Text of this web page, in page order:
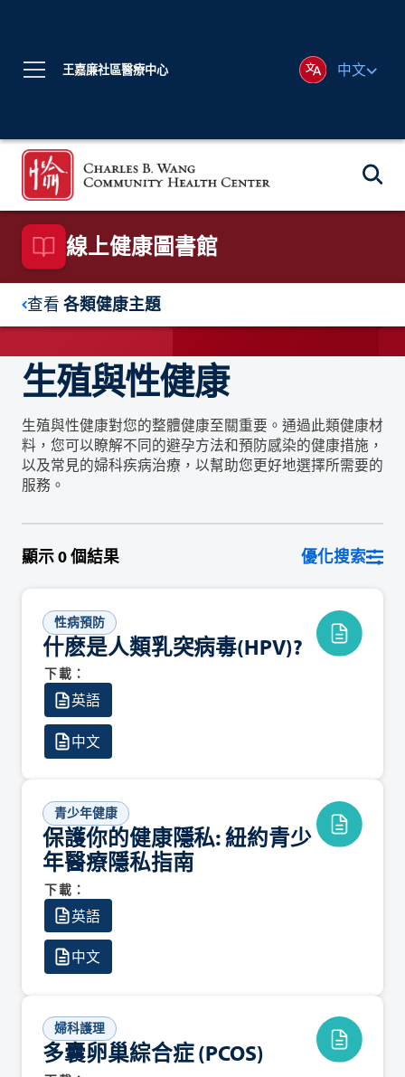
王嘉廉社區醫療中心 中文
線上健康圖書館
查看 各類健康主題
生殖與性健康
生殖與性健康對您的整體健康至關重要。通過此類健康材
料，您可以瞭解不同的避孕方法和預防感染的健康措施，
以及常見的婦科疾病治療，以幫助您更好地選擇所需要的
服務。
顯示0個結果 優化搜索
性病預防
什麽是人類乳突病毒(HPV)?
下載：
英語
中文
青少年健康
保護你的健康隱私: 紐約青少
年醫療隱私指南
下載：
英語
中文
婦科護理
多囊卵巢綜合症 (PCOS)